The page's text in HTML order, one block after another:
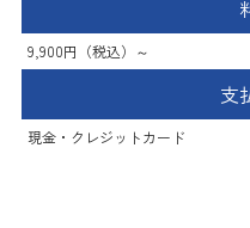
9,900円（税込）～
支
現金・クレジットカード